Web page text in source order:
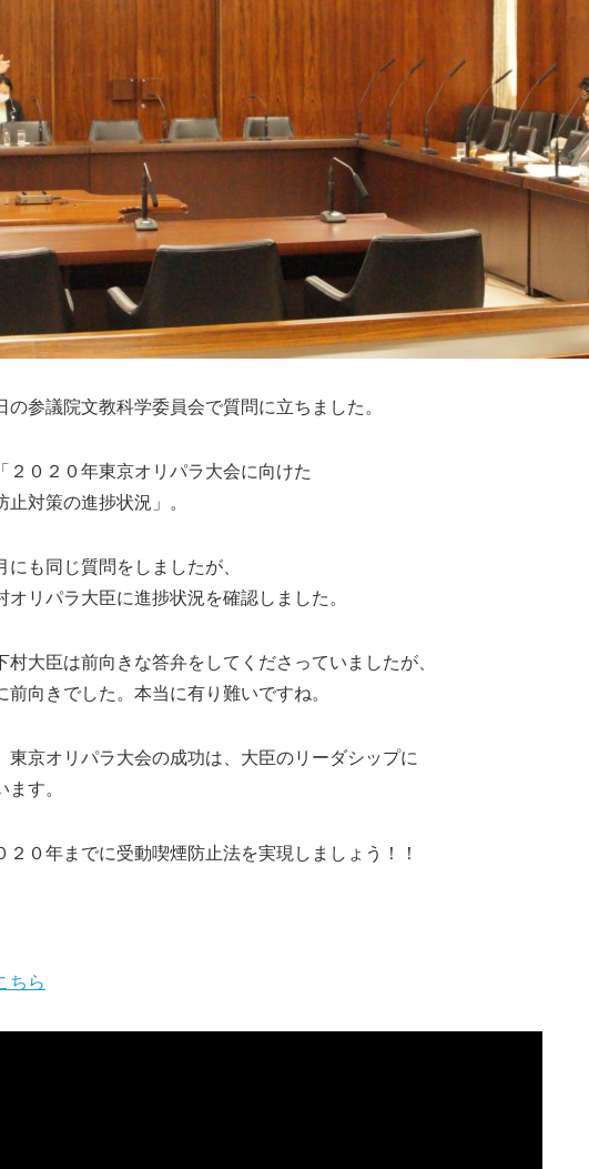
の参議院文教科学委員会で質問に立ちました。
２０２０年東京オリパラ大会に向けた
止対策の進捗状況」。
にも同じ質問をしましたが、
オリパラ大臣に進捗状況を確認しました。
村大臣は前向きな答弁をしてくださっていましたが、
前向きでした。本当に有り難いですね。
東京オリパラ大会の成功は、大臣のリーダシップに
ます。
２０年までに受動喫煙防止法を実現しましょう！！
ちら